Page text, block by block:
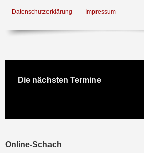
Datenschutzerklärung Impressum
Die nächsten Termine
Online-Schach